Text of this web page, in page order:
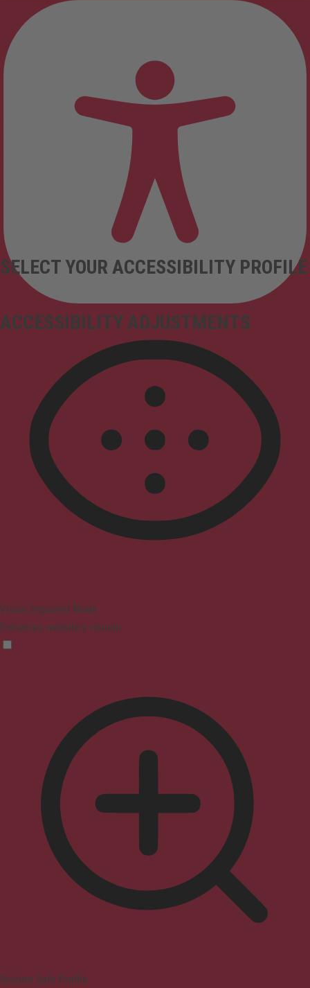
ACCESSIBILITY ADJUSTMENTS
SELECT YOUR ACCESSIBILITY PROFILE
Vision Impaired Mode
Enhances website's visuals
Seizure Safe Profile